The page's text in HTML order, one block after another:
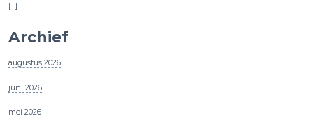
[…]
Archief
augustus 2026
juni 2026
mei 2026